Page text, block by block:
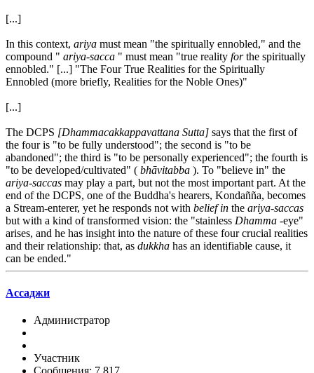
[...]
In this context, ariya must mean "the spiritually ennobled," and the
compound " ariya-sacca " must mean "true reality forthe spiritually
ennobled." [...] "The Four True Realities for the Spiritually
Ennobled (more briefly, Realities for the Noble Ones)"
[...]
The DCPS [Dhammacakkappavattana Sutta] says that the first of
the four is "to be fully understood"; the second is "to be
abandoned"; the third is "to be personally experienced"; the fourth is
"to be developed/cultivated" ( bhāvitabba ). To "believe in" the
ariya-saccas may play a part, but not the most important part. At the
end of the DCPS, one of the Buddha's hearers, Kondañña, becomes
a Stream-enterer, yet he responds not with belief in the ariya-saccas
but with a kind of transformed vision: the "stainless Dhamma -eye"
arises, and he has insight into the nature of these four crucial realities
and their relationship: that, as dukkha has an identifiable cause, it
can be ended."
Ассаджи
Администратор
Участник